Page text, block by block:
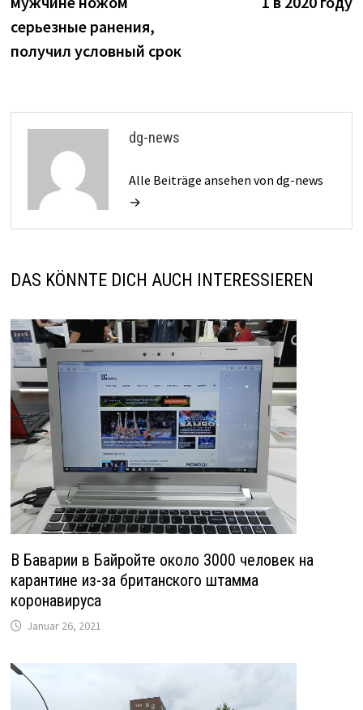
серьезные ранения,
получил условный срок
dg-news
Alle Beiträge ansehen von dg-news
→
DAS KÖNNTE DICH AUCH INTERESSIEREN
В Баварии в Байройте около 3000 человек на
карантине из-за британского штамма
коронавируса
Januar 26, 2021